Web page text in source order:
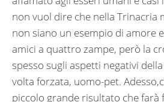
non vuol dire che nella Trinacria
non siano un esempio di amore
amici a quattro zampe, però la
spesso sugli aspetti negativi
volta forzata, uomo-pet.
piccolo grande risultato che farà